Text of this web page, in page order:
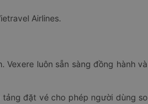
Airlines.
luôn sẵn sàng đồng hành và
tảng đặt vé cho phép người dùng so